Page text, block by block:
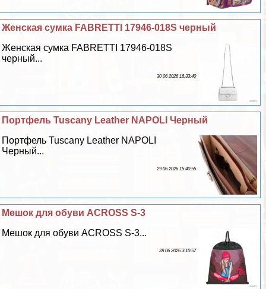
Женская сумка FABRETTI 17946-018S черный
Женская сумка FABRETTI 17946-018S
черный...
30 06 2026 16:33:40
Портфель Tuscany Leather NAPOLI Черный
Портфель Tuscany Leather NAPOLI
Черный...
29 06 2026 15:40:55
Мешок для обуви ACROSS S-3
Мешок для обуви ACROSS S-3...
28 06 2026 3:10:57